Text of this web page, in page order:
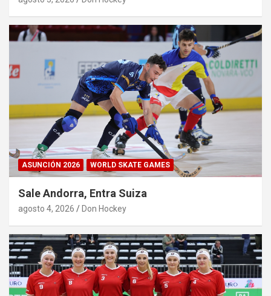
ASUNCIÓN 2026 WORLD SKATE GAMES
Sale Andorra, Entra Suiza
agosto 4, 2026 Don Hockey